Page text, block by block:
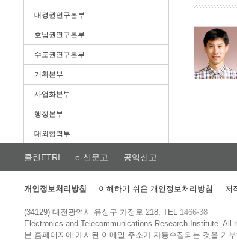
대경권연구본부
호남권연구본부
수도권연구본부
기획본부
사업화본부
행정본부
대외협력부
클린ETRI e-신문고 공익신고
개인정보처리방침 이해하기 쉬운 개인정보처리방침 저
(34129) 대전광역시 유성구 가정로 218, TEL 1466-38
Electronics and Telecommunications Research Institute.All
본 홈페이지에 게시된 이메일 주소가 자동수집되는 것을 거